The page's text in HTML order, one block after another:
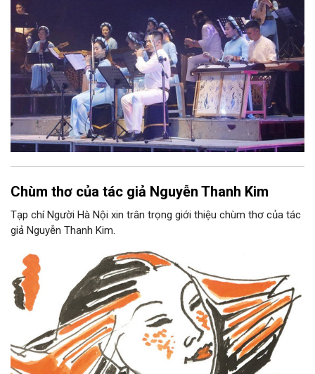
Chùm thơ của tác giả Nguyễn Thanh Kim
Tạp chí Người Hà Nội xin trân trọng giới thiệu chùm thơ của tác
giả Nguyễn Thanh Kim.